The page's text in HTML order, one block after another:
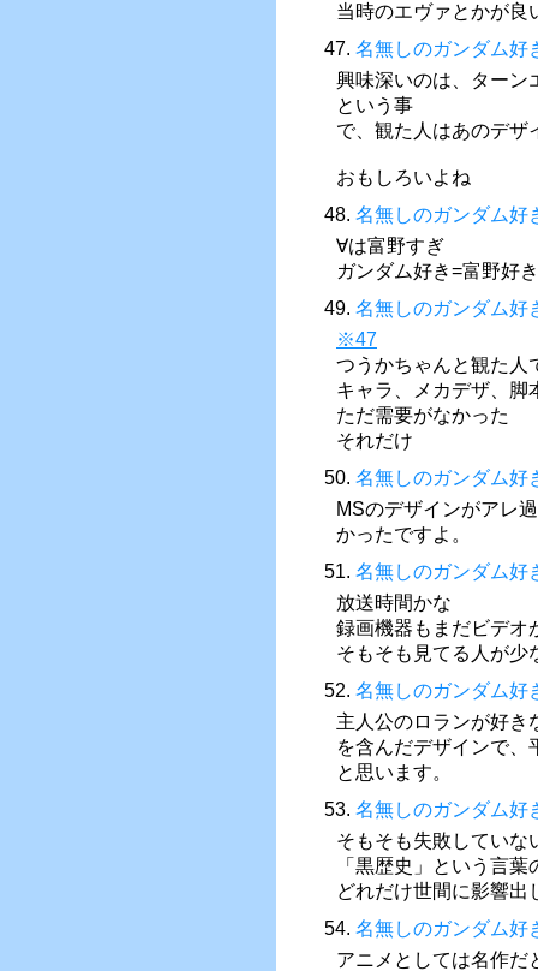
当時のエヴァとかが良
47. 名無しのガンダム好
興味深いのは、ターン
という事
で、観た人はあのデザ
おもしろいよね
48. 名無しのガンダム好
∀は富野すぎ
ガンダム好き=富野好
49. 名無しのガンダム好
※47
つうかちゃんと観た人
キャラ、メカデザ、脚
ただ需要がなかった
それだけ
50. 名無しのガンダム好
MSのデザインがアレ
かったですよ。
51. 名無しのガンダム好
放送時間かな
録画機器もまだビデオ
そもそも見てる人が少
52. 名無しのガンダム好
主人公のロランが好き
を含んだデザインで、
と思います。
53. 名無しのガンダム好
そもそも失敗していな
「黒歴史」という言
どれだけ世間に影響出
54. 名無しのガンダム好
アニメとしては名作だ